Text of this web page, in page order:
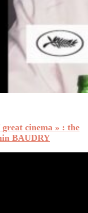
great cinema » : the
BAUDRY